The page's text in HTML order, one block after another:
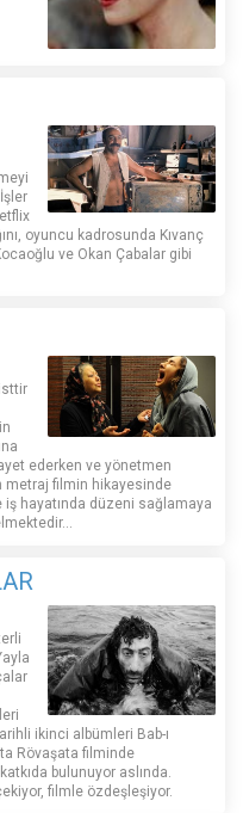
oyuncu kadrosunda Kıvanç
ve Okan Çabalar gibi
ederken ve yönetmen
metraj filmin hikayesinde
hayatında düzeni sağlamaya
ikinci albümleri Bab-ı
Rövaşata filminde
bulunuyor aslında.
filmle özdeşleşiyor.